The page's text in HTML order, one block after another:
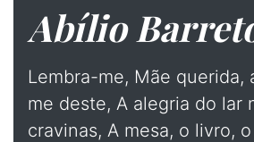
Abílio
Lembra-me, Mãe querida,
me deste, A alegria do lar
cravinas, A mesa, o livro,